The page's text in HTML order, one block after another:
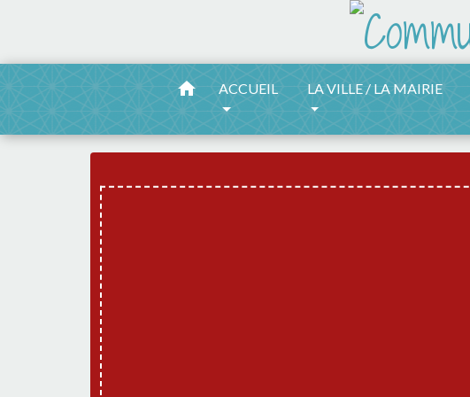
home ACCUEIL LA VILLE / LA MAIRIE